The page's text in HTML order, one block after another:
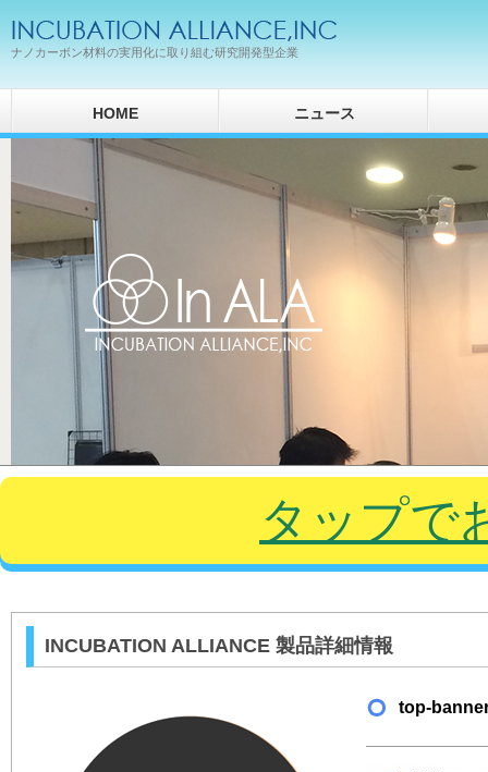
ナノカーボン材料の実用化に取り組む研究開発型企業
HOME ニュース
タップで
INCUBATION ALLIANCE 製品詳細情報
top-